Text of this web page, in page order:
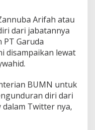
Arifah atau
dari jabatannya
PT Garuda
disampaikan lewat
BUMN untuk
diri dari
dalam Twitter nya,